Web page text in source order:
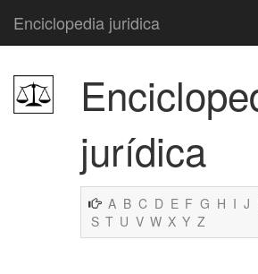
Enciclopedia juridica
jurídica
A B C D E F G H I J
S T U V W X Y Z